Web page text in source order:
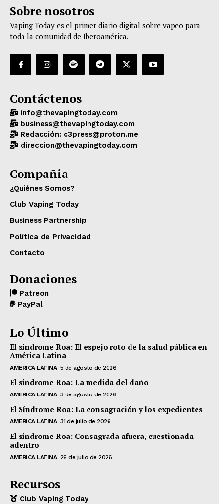
Sobre nosotros
Vaping Today es el primer diario digital sobre vapeo para
toda la comunidad de Iberoamérica.
Contáctenos
info@thevapingtoday.com
business@thevapingtoday.com
Redacción: c3press@proton.me
direccion@thevapingtoday.com
Compañia
¿Quiénes Somos?
Club Vaping Today
Business Partnership
Política de Privacidad
Contacto
Donaciones
Patreon
PayPal
Lo Último
El síndrome Roa: El espejo roto de la salud pública en
América Latina
AMERICA LATINA 5 de agosto de 2026
El síndrome Roa: La medida del daño
AMERICA LATINA 3 de agosto de 2026
El Síndrome Roa: La consagración y los expedientes
AMERICA LATINA 31 de julio de 2026
El síndrome Roa: Consagrada afuera, cuestionada
adentro
AMERICA LATINA 29 de julio de 2026
Recursos
Club Vaping Today